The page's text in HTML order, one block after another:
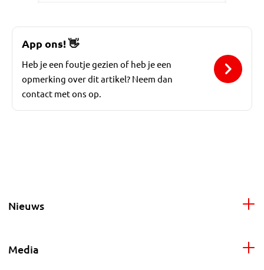
App ons!👋
Heb je een foutje gezien of heb je een
opmerking over dit artikel? Neem dan
contact met ons op.
Nieuws
Media